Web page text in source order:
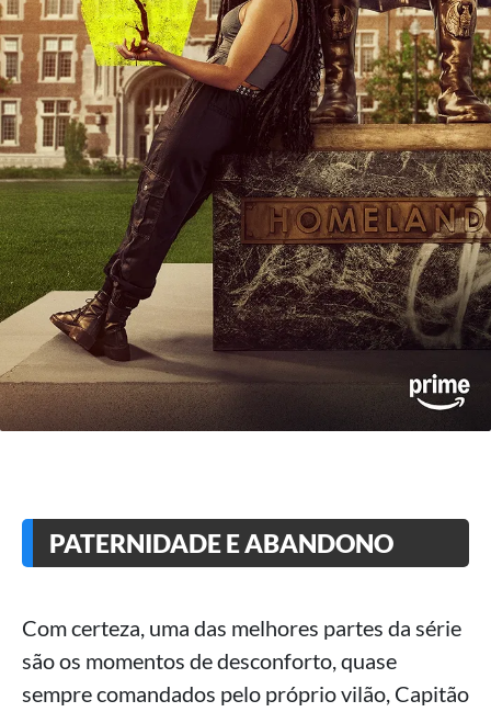
PATERNIDADE E ABANDONO
Com certeza, uma das melhores partes da série
são os momentos de desconforto, quase
sempre comandados pelo próprio vilão, Capitão